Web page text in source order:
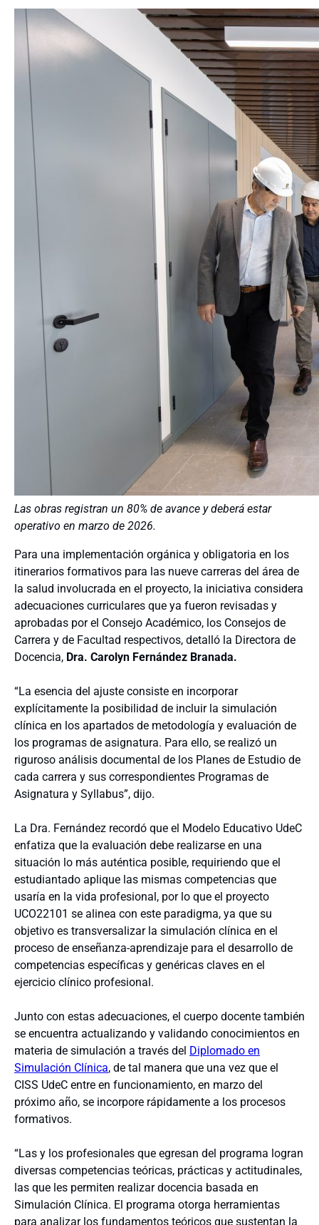
Las obras registran un 80% de avance y deberá estar
operativo en marzo de 2026.
Para una implementación orgánica y obligatoria en los
itinerarios formativos para las nueve carreras del área de
la salud involucrada en el proyecto, la iniciativa considera
adecuaciones curriculares que ya fueron revisadas y
aprobadas por el Consejo Académico, los Consejos de
Carrera y de Facultad respectivos, detalló la Directora de
Docencia, Dra. Carolyn Fernández Branada.
“La esencia del ajuste consiste en incorporar
explícitamente la posibilidad de incluir la simulación
clínica en los apartados de metodología y evaluación de
los programas de asignatura. Para ello, se realizó un
riguroso análisis documental de los Planes de Estudio de
cada carrera y sus correspondientes Programas de
Asignatura y Syllabus”, dijo.
La Dra. Fernández recordó que el Modelo Educativo UdeC
enfatiza que la evaluación debe realizarse en una
situación lo más auténtica posible, requiriendo que el
estudiantado aplique las mismas competencias que
usaría en la vida profesional, por lo que el proyecto
UCO22101 se alinea con este paradigma, ya que su
objetivo es transversalizar la simulación clínica en el
proceso de enseñanza-aprendizaje para el desarrollo de
competencias específicas y genéricas claves en el
ejercicio clínico profesional.
Junto con estas adecuaciones, el cuerpo docente también
se encuentra actualizando y validando conocimientos en
materia de simulación a través del Diplomado en
Simulación Clínica, de tal manera que una vez que el
CISS UdeC entre en funcionamiento, en marzo del
próximo año, se incorpore rápidamente a los procesos
formativos.
“Las y los profesionales que egresan del programa logran
diversas competencias teóricas, prácticas y actitudinales,
las que les permiten realizar docencia basada en
Simulación Clínica. El programa otorga herramientas
para analizar los fundamentos teóricos que sustentan la